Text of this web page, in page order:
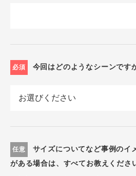
必須 今回はどのようなシーンです
任意
サイズについてなど事例のイ
がある場合は、すべてお教えくださ